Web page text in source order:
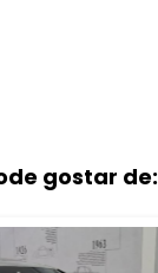
gostar de: